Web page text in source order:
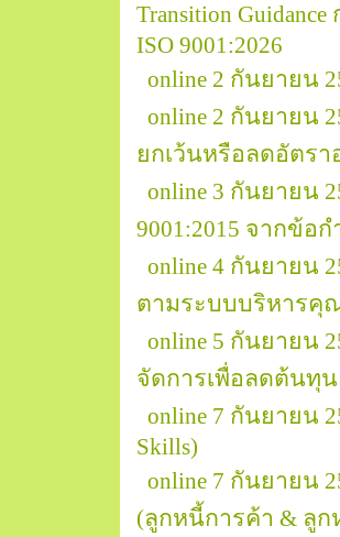
Transition
ISO 9001:2026
online 2 กันยายน
online 2 กันยายน
ยกเว้นหรือลดอัตรา
online 3 กันยายน
9001:2015 จากข้อ
online 4 กันยายน
ตามระบบบริหารคุณ
online 5 กันยายน
จัดการเพื่อลดต้นทุ
online 7 กันยายน
Skills)
online 7 กันยายน
(ลูกหนี้การค้า & ลูก